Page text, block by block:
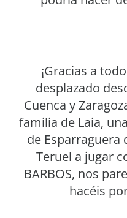
¡Gracias a
desplazado
Cuenca y
familia de Laia,
de Esparraguera
Teruel a jugar
BARBOS, nos
hacéis